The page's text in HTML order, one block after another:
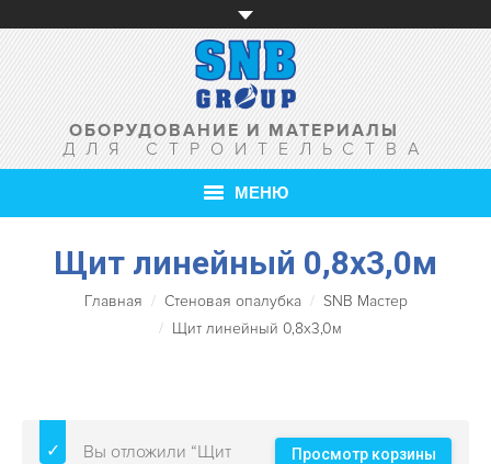
ОБОРУДОВАНИЕ И МАТЕРИАЛЫ
ДЛЯ СТРОИТЕЛЬСТВА
МЕНЮ
О КОМПАНИИ
АКЦИИ
Щит линейный 0,8х3,0м
Главная Стеновая опалубка
SNB Мастер
Щит линейный 0,8х3,0м
Просмотр корзины
Вы отложили “Щит